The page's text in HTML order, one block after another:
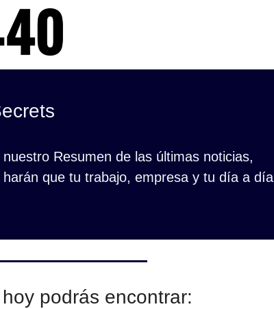
Resumen de las últimas noticias,
que tu trabajo, empresa y tu día a día
podrás encontrar: